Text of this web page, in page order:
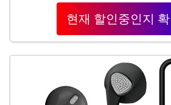
현재 할인중인지 확